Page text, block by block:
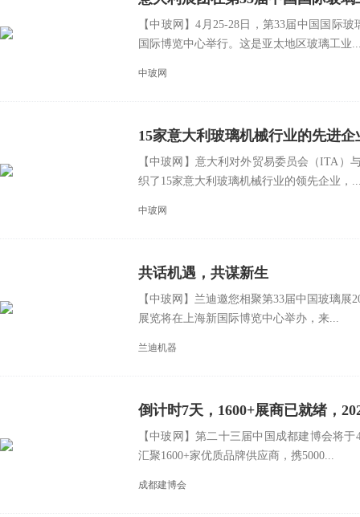
【中玻网】4月25-28日，第33届中国国际
国际博览中心举行。这是亚太地区玻璃工业
中玻网
15家意大利玻璃机械行业的先进
际玻璃工业技术展
【中玻网】意大利对外贸易委员会（ITA）
织了15家意大利玻璃机械行业的领先企业，
中玻网
共话机遇，共谋新生
【中玻网】兰迪邀您相聚第33届中国玻璃
展览将在上海新国际博览中心举办，来...
兰迪机器
倒计时7天，1600+展商已就绪，
【中玻网】第二十三届中国成都建博会将
汇聚1600+家优质品牌供应商，携5000...
成都建博会